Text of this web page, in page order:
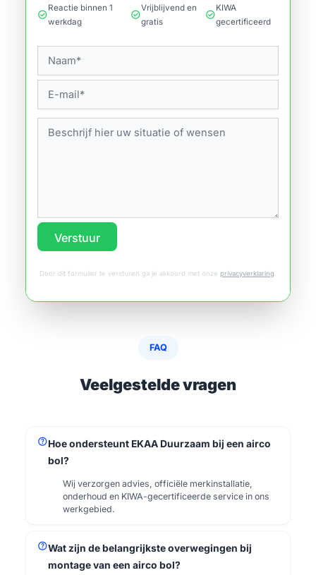
check_circle
Reactie binnen 1
werkdag
check_circle
Vrijblijvend en
gratis
check_circle
KIWA
gecertificeerd
Verstuur
Door dit formulier te versturen ga je akkoord met onze privacyverklaring
FAQ
Veelgestelde vragen
helpHoe ondersteunt EKAA Duurzaam bij een airco
bol?
Wij verzorgen advies, officiële merkinstallatie,
onderhoud en KIWA-gecertificeerde service in ons
werkgebied.
helpWat zijn de belangrijkste overwegingen bij
montage van een airco bol?